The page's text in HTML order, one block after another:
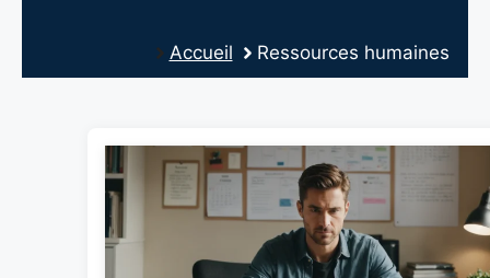
Accueil Ressources humaines